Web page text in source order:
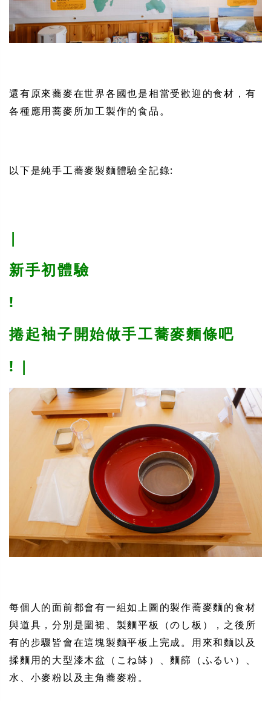
還有原來蕎麥在世界各國也是相當受歡迎的食材，有
各種應用蕎麥所加工製作的食品。
以下是純手工蕎麥製麵體驗全記錄:
|
新手初體驗
!
捲起袖子開始做手工蕎麥麵條吧
! |
每個人的面前都會有一組如上圖的製作蕎麥麵的食材
與道具，分別是圍裙、製麵平板（のし板），之後所
有的步驟皆會在這塊製麵平板上完成。用來和麵以及
揉麵用的大型漆木盆（こね缽）、麵篩（ふるい）、
水、小麥粉以及主角蕎麥粉。